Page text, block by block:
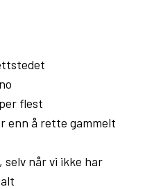
flest
enn å rette gammelt
selv når vi ikke har